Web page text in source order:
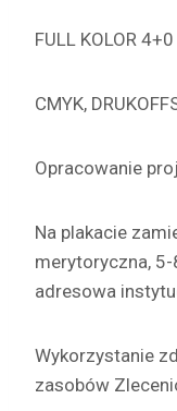
FULL KOLOR 4+0
CMYK,
Opracowanie
Na plakacie
merytoryczna,
adresowa
Wykorzystanie
zasobów